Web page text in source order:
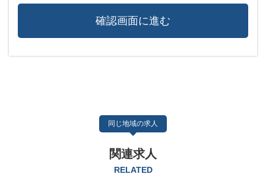
同じ地域の求人
関連求人
RELATED